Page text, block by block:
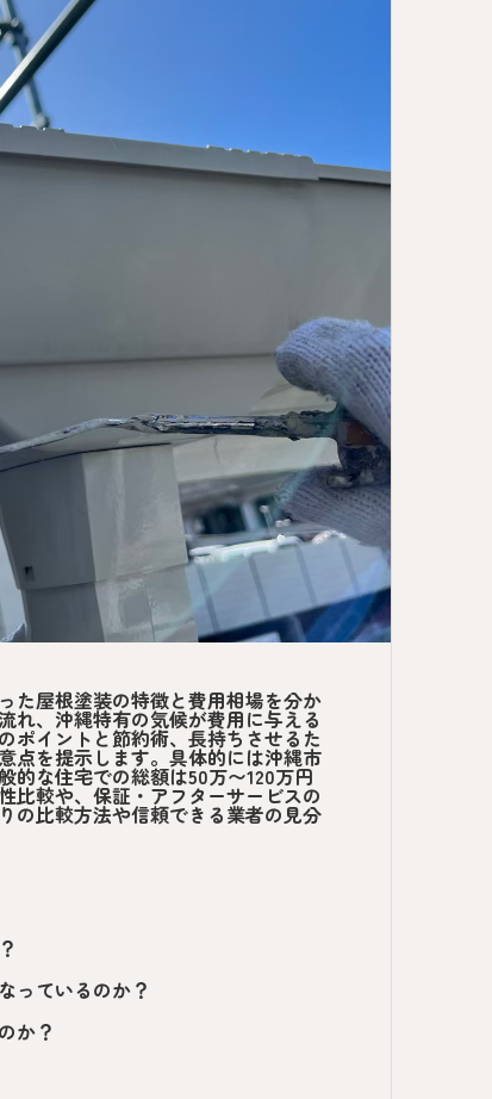
た屋根塗装の特徴と費用相場を分か
れ、沖縄特有の気候が費用に与える
ポイントと節約術、長持ちさせるた
点を提示します。具体的には沖縄市
的な住宅での総額は50万〜120万円
比較や、保証・アフターサービスの
の比較方法や信頼できる業者の見分
っているのか？
か？